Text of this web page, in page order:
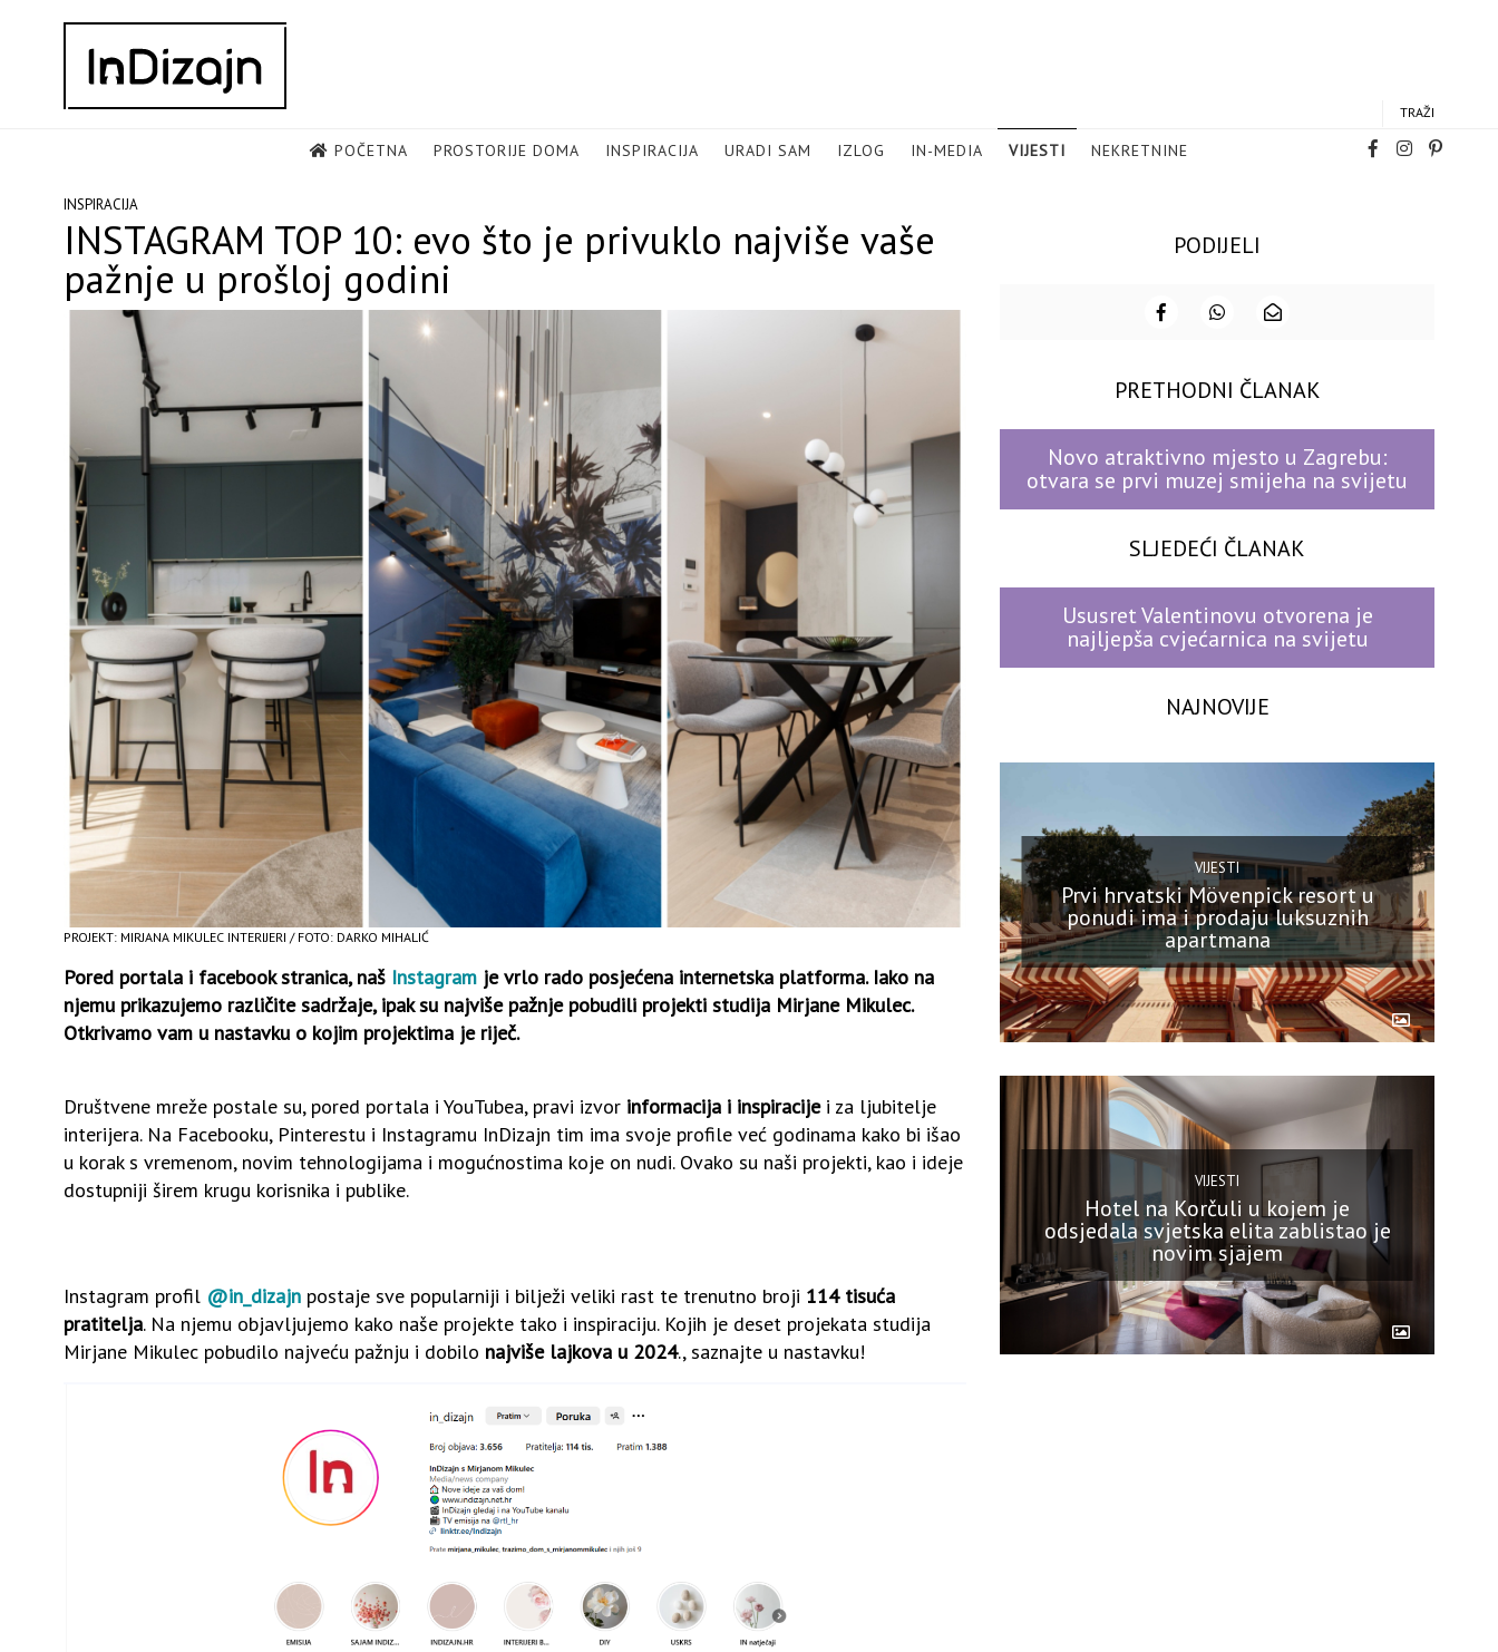
TRAŽI
POČETNA PROSTORIJE DOMA INSPIRACIJA URADI SAM IZLOG IN-MEDIA VIJESTI NEKRETNINE
INSPIRACIJA
INSTAGRAM TOP 10: evo što je privuklo najviše vaše
pažnje u prošloj godini
PROJEKT: MIRJANA MIKULEC INTERIJERI / FOTO: DARKO MIHALIĆ
Pored portala i facebook stranica, naš Instagram je vrlo rado posjećena internetska platforma. Iako na
njemu prikazujemo različite sadržaje, ipak su najviše pažnje pobudili projekti studija Mirjane Mikulec.
Otkrivamo vam u nastavku o kojim projektima je riječ.
Društvene mreže postale su, pored portala i YouTubea, pravi izvor informacija i inspiracijei za ljubitelje
interijera. Na Facebooku, Pinterestu i Instagramu InDizajn tim ima svoje profile već godinama kako bi išao
u korak s vremenom, novim tehnologijama i mogućnostima koje on nudi. Ovako su naši projekti, kao i ideje
dostupniji širem krugu korisnika i publike.
Instagram profil @in_dizajn postaje sve popularniji i bilježi veliki rast te trenutno broji 114 tisuća
pratitelja. Na njemu objavljujemo kako naše projekte tako i inspiraciju. Kojih je deset projekata studija
Mirjane Mikulec pobudilo najveću pažnju i dobilo najviše lajkova u 2024., saznajte u nastavku!
PODIJELI
PRETHODNI ČLANAK
Novo atraktivno mjesto u Zagrebu:
otvara se prvi muzej smijeha na svijetu
SLJEDEĆI ČLANAK
Ususret Valentinovu otvorena je
najljepša cvjećarnica na svijetu
NAJNOVIJE
VIJESTI
Prvi hrvatski Mövenpick resort u
ponudi ima i prodaju luksuznih
apartmana
VIJESTI
Hotel na Korčuli u kojem je
odsjedala svjetska elita zablistao je
novim sjajem